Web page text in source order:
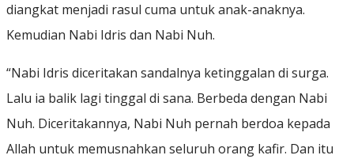
diangkat menjadi rasul cuma untuk anak-anaknya.
Kemudian Nabi Idris dan Nabi Nuh.
“Nabi Idris diceritakan sandalnya ketinggalan di surga.
Lalu ia balik lagi tinggal di sana. Berbeda dengan Nabi
Nuh. Diceritakannya, Nabi Nuh pernah berdoa kepada
Allah untuk memusnahkan seluruh orang kafir. Dan itu